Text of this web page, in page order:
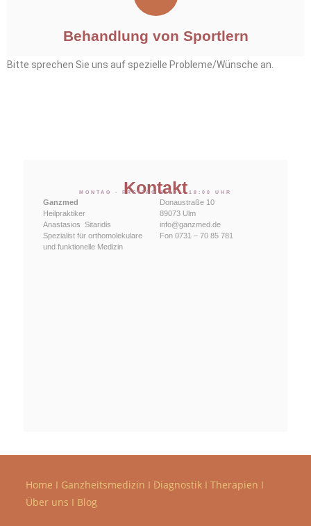
Behandlung von Sportlern
Bitte sprechen Sie uns auf spezielle Probleme/Wünsche an.
Kontakt
MONTAG - FREITAG 8:00 - 18:00 UHR
Ganzmed
Heilpraktiker
Anastasios Sitaridis
Spezialist für orthomolekulare
und funktionelle Medizin
Donaustraße 10
89073 Ulm
info@ganzmed.de
Fon 0731 – 70 85 781
Home I Ganzheitsmedizin I Diagnostik ITherapien I
Über uns I Blog